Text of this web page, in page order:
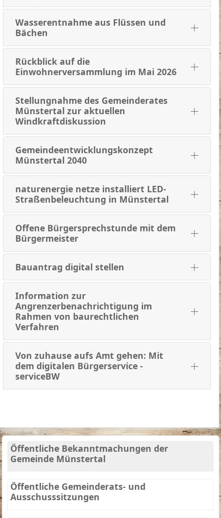
Wasserentnahme aus Flüssen und
Bächen
Rückblick auf die
Einwohnerversammlung im Mai 2026
Stellungnahme des Gemeinderates
Münstertal zur aktuellen
Windkraftdiskussion
Gemeindeentwicklungskonzept
Münstertal 2040
naturenergie netze installiert LED-
Straßenbeleuchtung in Münstertal
Offene Bürgersprechstunde mit dem
Bürgermeister
Bauantrag digital stellen
Information zur
Angrenzerbenachrichtigung im
Rahmen von baurechtlichen
Verfahren
Von zuhause aufs Amt gehen: Mit
dem digitalen Bürgerservice -
serviceBW
Öffentliche Bekanntmachungen der
Gemeinde Münstertal
Öffentliche Gemeinderats- und
Ausschusssitzungen